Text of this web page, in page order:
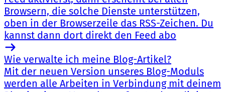
Browsern, die solche Dienste unterstützen,
oben in der Browserzeile das RSS-Zeichen. Du
kannst dann dort direkt den Feed abo
Wie verwalte ich meine Blog-Artikel?
Mit der neuen Version unseres Blog-Moduls
werden alle Arbeiten in Verbindung mit deinem